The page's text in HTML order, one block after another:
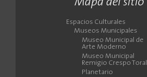
Espacios Culturales
Museos Municipales
Museo Municipal de
Arte Moderno
Museo Municipal
Remigio Crespo Toral
Planetario